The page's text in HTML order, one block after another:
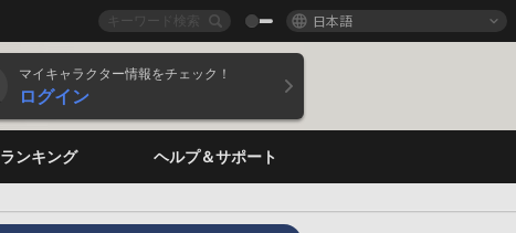
日本語
マイキャラクター情報をチェック！
ログイン
ランキング ヘルプ＆サポート